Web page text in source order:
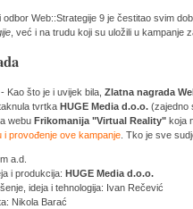
Web::Strategije 9 je čestitao svim
, već i na trudu koji su uložili u kampanje
- Kao što je i uvijek bila, Zlatna nagrada
tvrtka HUGE Media d.o.o. (zajedno
webu Frikomanija "Virtual Reality" koja
i provođenje ove kampanje . Tko je sve
a.d.
i produkcija: HUGE Media d.o.o.
ideja i tehnologija: Ivan Rečević
Nikola Barać